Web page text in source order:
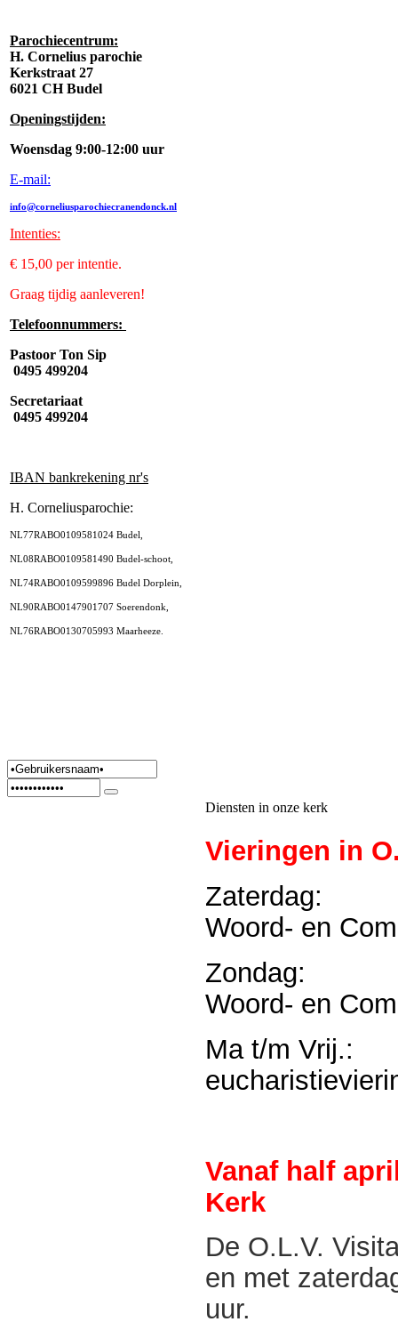
Parochiecentrum:
H. Cornelius parochie
Kerkstraat 27
6021 CH Budel
Openingstijden:
Woensdag 9:00-12:00 uur
E-mail:
info@corneliusparochiecranendonck.nl
Intenties:
€ 15,00 per intentie.
Graag tijdig aanleveren!
Telefoonnummers:
Pastoor Ton Sip
0495 499204
Secretariaat
0495 499204
IBAN bankrekening nr's
H. Corneliusparochie:
NL77RABO0109581024 Budel,
NL08RABO0109581490 Budel-schoot,
NL74RABO0109599896 Budel Dorplein,
NL90RABO0147901707 Soerendonk,
NL76RABO0130705993 Maarheeze.
Diensten in onze kerk
Vieringen in
Zaterdag:
Woord- en
Zondag:
Woord- en
Ma t/m Vrij.:
Vanaf half
Kerk
De O.L.V.
en met
uur.